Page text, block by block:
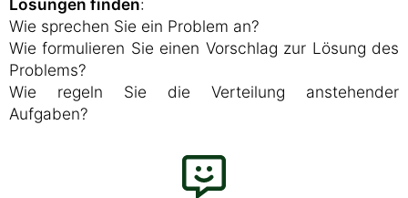
Lösungen finden:
Wie sprechen Sie ein Problem an?
Wie formulieren Sie einen Vorschlag zur Lösung des
Problems?
Wie regeln Sie die Verteilung anstehender
Aufgaben?